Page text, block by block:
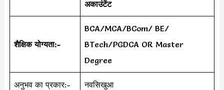
अकाउंटेंट
शैक्षिक योग्यता:-
BCA/MCA/BCom/ BE/
BTech/PGDCA OR Master
Degree
अनुभव का प्रकार:- नवसिखुआ